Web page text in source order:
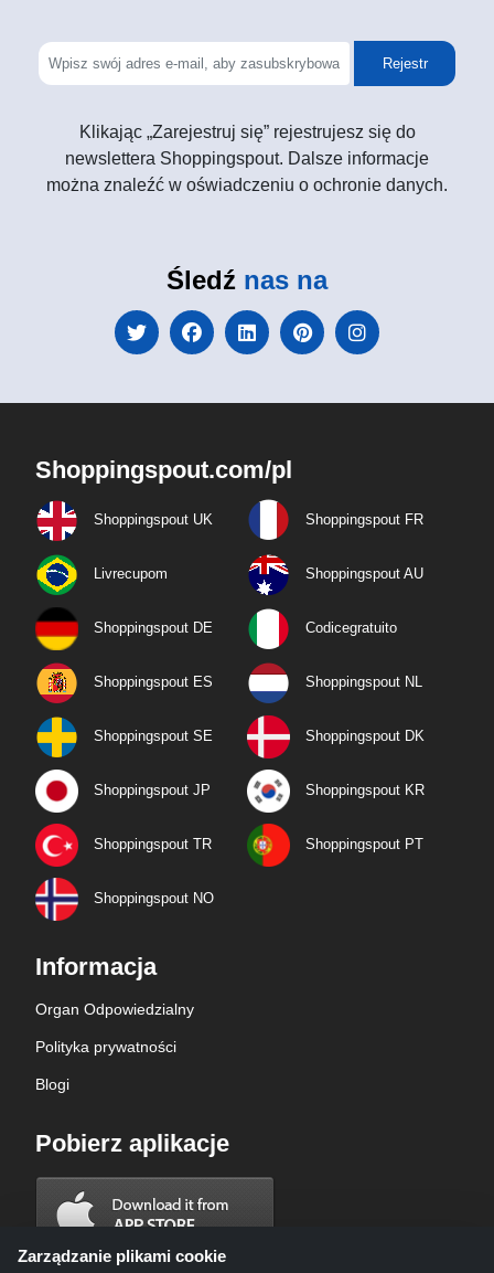
Rejestr
Klikając „Zarejestruj się” rejestrujesz się do
newslettera Shoppingspout. Dalsze informacje
można znaleźć w oświadczeniu o ochronie danych.
Śledź nas na
Shoppingspout.com/pl
Shoppingspout UK Shoppingspout FR
Livrecupom Shoppingspout AU
Shoppingspout DE Codicegratuito
Shoppingspout ES Shoppingspout NL
Shoppingspout SE Shoppingspout DK
Shoppingspout JP Shoppingspout KR
Shoppingspout TR Shoppingspout PT
Shoppingspout NO
Informacja
Organ Odpowiedzialny
Polityka prywatności
Blogi
Pobierz aplikacje
Zarządzanie plikami cookie